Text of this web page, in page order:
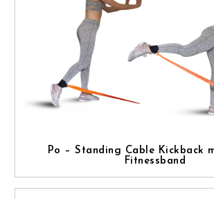
Po – Standing Cable Kickback
Fitnessband